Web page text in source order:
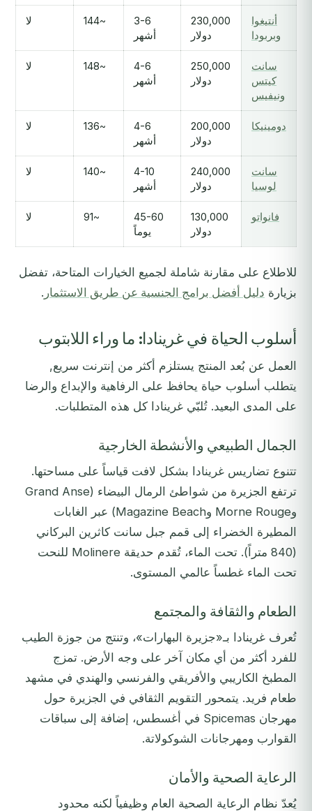
أنتيغوا
وبربودا
230,000
دولار
3-6
أشهر
~144 لا
سانت
كيتس
ونيفيس
250,000
دولار
4-6
أشهر
~148 لا
دومينيكا
200,000
دولار
4-6
أشهر
~136 لا
سانت
لوسيا
240,000
دولار
4-10
أشهر
~140 لا
فانواتو
130,000
دولار
45-60
يوماً
~91 لا
للاطلاع على مقارنة شاملة لجميع الخيارات المتاحة، تفضل
بزيارة دليل أفضل برامج الجنسية عن طريق الاستثمار .
أسلوب الحياة في غرينادا: ما وراء اللابتوب
العمل عن بُعد المنتج يستلزم أكثر من إنترنت سريع,
يتطلب أسلوب حياة يحافظ على الرفاهية والإبداع والرضا
على المدى البعيد. تُلبّي غرينادا كل هذه المتطلبات.
الجمال الطبيعي والأنشطة الخارجية
تتنوع تضاريس غرينادا بشكل لافت قياساً على مساحتها.
ترتفع الجزيرة من شواطئ الرمال البيضاء (Grand Anse
وMorne Rouge وMagazine Beach) عبر الغابات
المطيرة الخضراء إلى قمم جبل سانت كاثرين البركاني
(840 متراً). تحت الماء، تُقدم حديقة Molinere للنحت
تحت الماء غطساً عالمي المستوى.
الطعام والثقافة والمجتمع
تُعرف غرينادا بـ«جزيرة البهارات»، وتنتج من جوزة الطيب
للفرد أكثر من أي مكان آخر على وجه الأرض. تمزج
المطبخ الكاريبي والأفريقي والفرنسي والهندي في مشهد
طعام فريد. يتمحور التقويم الثقافي في الجزيرة حول
مهرجان Spicemas في أغسطس، إضافة إلى سباقات
القوارب ومهرجانات الشوكولاتة.
الرعاية الصحية والأمان
يُعدّ نظام الرعاية الصحية العام وظيفياً لكنه محدود